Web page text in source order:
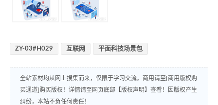
ZY-03#H029 互联网 平面科技场景包
全站素材均从网上搜集而来，仅限于学习交流。商用请至[商用版权购
买通道]购买版权！详情请至网页底部【版权声明】查看！因版权产生
纠纷，本站不负任何责任！